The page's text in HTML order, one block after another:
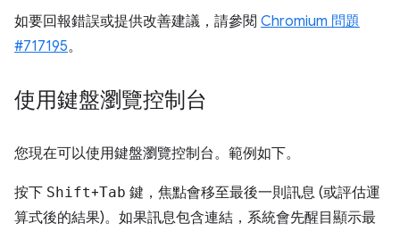
如要回報錯誤或提供改善建議，請參閱 Chromium 問題
#717195。
使用鍵盤瀏覽控制台
您現在可以使用鍵盤瀏覽控制台。範例如下。
按下 Shift+Tab 鍵，焦點會移至最後一則訊息 (或評估運
算式後的結果)。如果訊息包含連結，系統會先醒目顯示最